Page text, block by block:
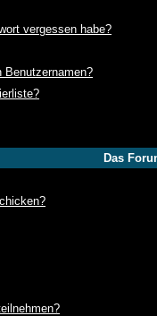
vergessen habe?
Benutzernamen?
Das